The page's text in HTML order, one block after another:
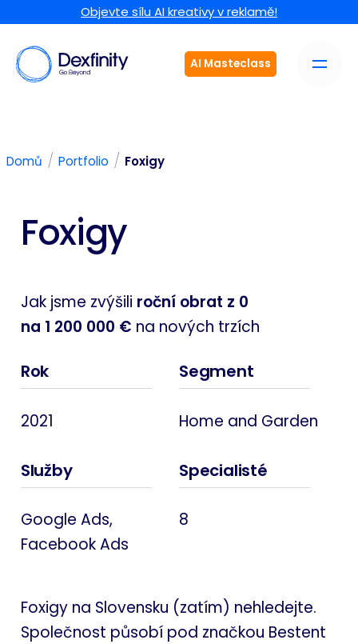
Objevte sílu AI kreativy v reklamě!
AI Masteclass
Domů / Portfolio / Foxigy
Foxigy
Jak jsme zvýšili roční obrat z 0
na 1 200 000 € na nových trzích
Rok
2021
Segment
Home and Garden
Služby
Google Ads,
Facebook Ads
Specialisté
8
Foxigy na Slovensku (zatím) nehledejte.
Společnost působí pod značkou Bestent